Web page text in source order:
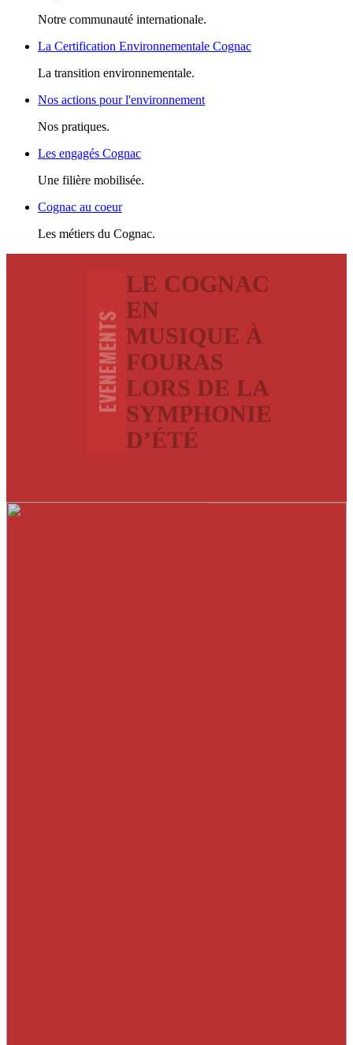
Notre communauté internationale.
La Certification Environnementale Cognac
La transition environnementale.
Nos actions pour l'environnement
Nos pratiques.
Les engagés Cognac
Une filière mobilisée.
Cognac au coeur
Les métiers du Cognac.
EVENEMENTS
LE COGNAC
EN
MUSIQUE À
FOURAS
LORS DE LA
SYMPHONIE
D’ÉTÉ